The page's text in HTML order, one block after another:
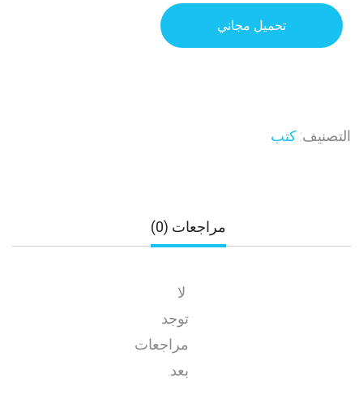
تحميل مجاني
التصنيف: كتب
مراجعات (0)
لا
توجد
مراجعات
بعد.